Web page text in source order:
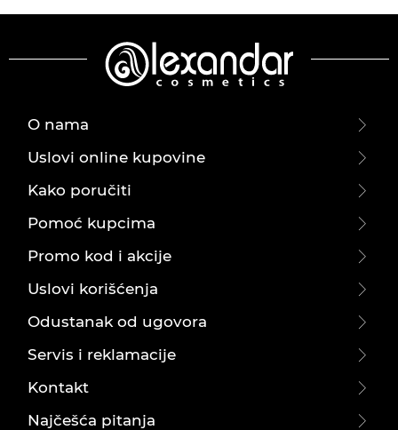
O nama
Uslovi online kupovine
Kako poručiti
Pomoć kupcima
Promo kod i akcije
Uslovi korišćenja
Odustanak od ugovora
Servis i reklamacije
Kontakt
Najčešća pitanja